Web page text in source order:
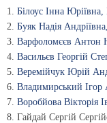
1. Білоус Інна
2. Буяк Надія
3. Варфоломєєв
4. Васильєв Георгій
5. Веремійчук Юрій
6. Владимирський
7. Воробйова
8. Гайдай Сергій